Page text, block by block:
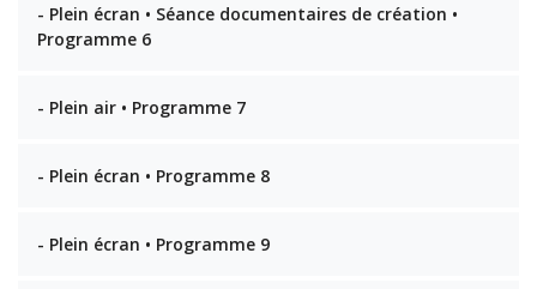
- Plein écran • Séance documentaires de création •
Programme 6
- Plein air • Programme 7
- Plein écran • Programme 8
- Plein écran • Programme 9